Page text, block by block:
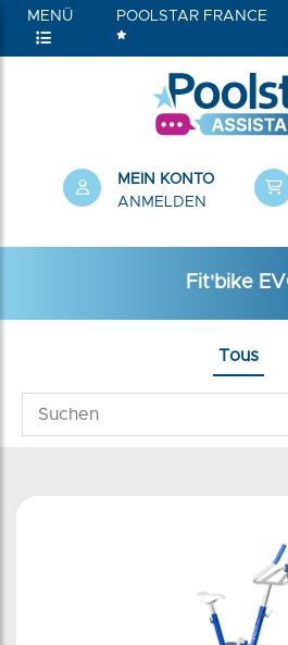
MENÜ POOLSTAR FRANCE
MEIN KONTO
ANMELDEN
Fit'bike
Tous